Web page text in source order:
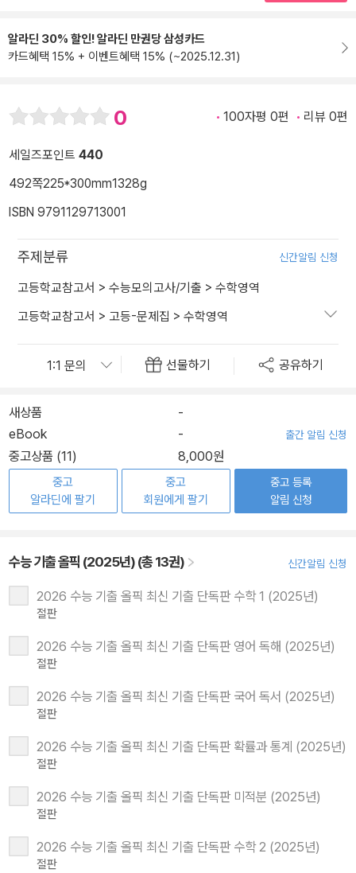
알라딘 30% 할인! 알라딘 만권당 삼성카드
카드혜택 15% + 이벤트혜택 15% (~2025.12.31)
0 100자평 0편 리뷰 0편
세일즈포인트 440
492쪽225*300mm1328g
ISBN 9791129713001
주제분류 신간알림 신청
고등학교참고서 > 수능모의고사/기출 > 수학영역
고등학교참고서 > 고등-문제집 > 수학영역
선물하기 공유하기
새상품
-
eBook
- 출간 알림 신청
중고상품 (11) 8,000원
중고
알라딘에 팔기
중고
회원에게 팔기
중고 등록
알림 신청
수능 기출 올픽 (2025년) (총 13권) 신간알림 신청
2026 수능 기출 올픽 최신 기출 단독판 수학 1 (2025년)
절판
2026 수능 기출 올픽 최신 기출 단독판 영어 독해 (2025년)
절판
2026 수능 기출 올픽 최신 기출 단독판 국어 독서 (2025년)
절판
2026 수능 기출 올픽 최신 기출 단독판 확률과 통계 (2025년)
절판
2026 수능 기출 올픽 최신 기출 단독판 미적분 (2025년)
절판
2026 수능 기출 올픽 최신 기출 단독판 수학 2 (2025년)
절판